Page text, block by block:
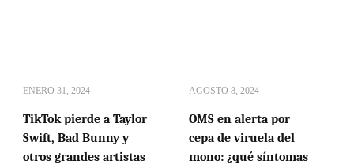
ENERO 31, 2024
TikTok pierde a Taylor
Swift, Bad Bunny y
otros grandes artistas
AGOSTO 8, 2024
OMS en alerta por
cepa de viruela del
mono: ¿qué síntomas